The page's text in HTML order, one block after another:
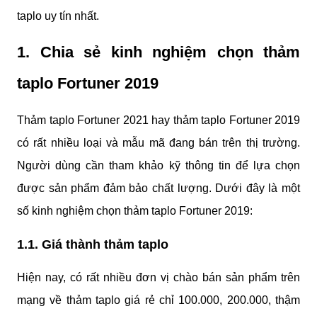
taplo uy tín nhất.
1. Chia sẻ kinh nghiệm chọn thảm
taplo Fortuner 2019
Thảm taplo Fortuner 2021 hay thảm taplo Fortuner 2019
có rất nhiều loại và mẫu mã đang bán trên thị trường.
Người dùng cần tham khảo kỹ thông tin để lựa chọn
được sản phẩm đảm bảo chất lượng. Dưới đây là một
số kinh nghiệm chọn thảm taplo Fortuner 2019:
1.1. Giá thành thảm taplo
Hiện nay, có rất nhiều đơn vị chào bán sản phẩm trên
mạng về thảm taplo giá rẻ chỉ 100.000, 200.000, thậm